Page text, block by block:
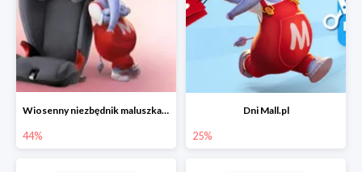
Wiosenny niezbędnik maluszka do -44% taniej
44%
Dni Mall.pl
25%